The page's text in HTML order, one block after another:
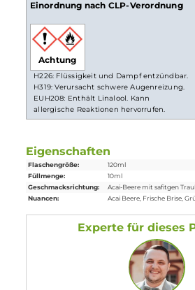
und schon bist du fertig. Das
Lieferumfang
1xDampflionCheckmate White
Einordnung nach CLP-
H226: Flüssigkeit und Dampf
H319: Verursacht schwere
EUH208: Enthält Linalool. Kann